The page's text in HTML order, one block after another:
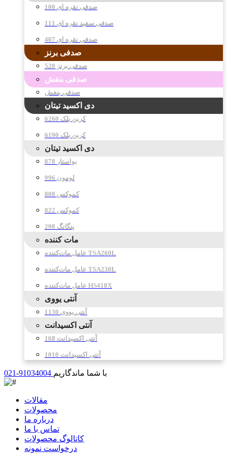
صدفی نقره ای 100
صدفی سفید نقره ای 111
صدفی نقره ای 407
صدفی برنز
صدفی برنز 520
صدفی بنفش
صدفی بنفش
دی اکسید تیتان
کربن بلک 6260
کربن بلک 6190
دی اکسید تیتان
878 بواستار
996 لومون
808 کموکس
822 کموکس
298 پنگانگ
مات کننده
عامل مات‌کننده TSA260L
عامل مات‌کننده TSA230L
عامل مات‌کننده HS418X
آنتی یووی
آنتی یووی 1130
آنتی اکسیدانت
آنتی اکسیدانت 168
آنتی اکسیدانت 1010
021-91034004 با شما ماندگاریم
مقالات
محصولات
درباره ما
تماس با ما
کاتالوگ محصولات
درخواست نمونه